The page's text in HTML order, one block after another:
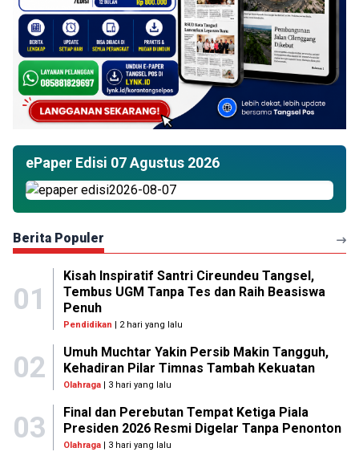
ePaper Edisi 07 Agustus 2026
Berita Populer
01
Kisah Inspiratif Santri Cireundeu Tangsel,
Tembus UGM Tanpa Tes dan Raih Beasiswa
Penuh
Pendidikan | 2 hari yang lalu
02
Umuh Muchtar Yakin Persib Makin Tangguh,
Kehadiran Pilar Timnas Tambah Kekuatan
Olahraga| 3 hari yang lalu
03
Final dan Perebutan Tempat Ketiga Piala
Presiden 2026 Resmi Digelar Tanpa Penonton
Olahraga| 3 hari yang lalu